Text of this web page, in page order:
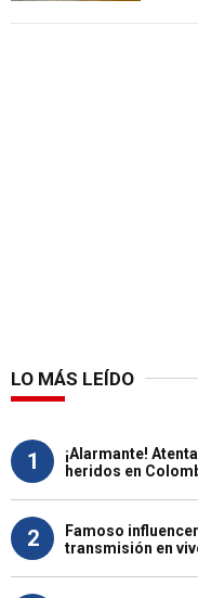
LO MÁS LEÍDO
1
¡Alarmante!
heridos en
2
Famoso
transmisión en